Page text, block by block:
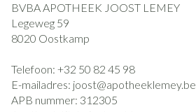
BVBA APOTHEEK JOOST LEMEY
Legeweg 59
8020 Oostkamp
Telefoon: +32 50 82 45 98
E-mailadres: joost@apotheeklemey.be
APB nummer: 312305